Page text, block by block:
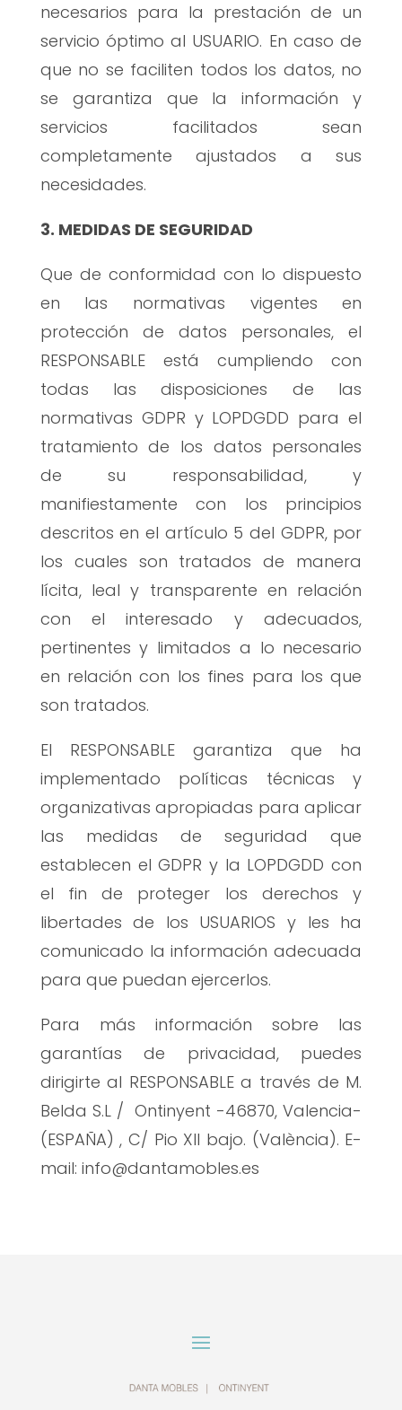
necesarios para la prestación de un
servicio óptimo al USUARIO. En caso de
que no se faciliten todos los datos, no
se garantiza que la información y
servicios facilitados sean
completamente ajustados a sus
necesidades.
3. MEDIDAS DE SEGURIDAD
Que de conformidad con lo dispuesto
en las normativas vigentes en
protección de datos personales, el
RESPONSABLE está cumpliendo con
todas las disposiciones de las
normativas GDPR y LOPDGDD para el
tratamiento de los datos personales
de su responsabilidad, y
manifiestamente con los principios
descritos en el artículo 5 del GDPR, por
los cuales son tratados de manera
lícita, leal y transparente en relación
con el interesado y adecuados,
pertinentes y limitados a lo necesario
en relación con los fines para los que
son tratados.
El RESPONSABLE garantiza que ha
implementado políticas técnicas y
organizativas apropiadas para aplicar
las medidas de seguridad que
establecen el GDPR y la LOPDGDD con
el fin de proteger los derechos y
libertades de los USUARIOS y les ha
comunicado la información adecuada
para que puedan ejercerlos.
Para más información sobre las
garantías de privacidad, puedes
dirigirte al RESPONSABLE a través de M.
Belda S.L / Ontinyent -46870, Valencia-
(ESPAÑA) , C/ Pio XII bajo. (València). E-
mail: info@dantamobles.es